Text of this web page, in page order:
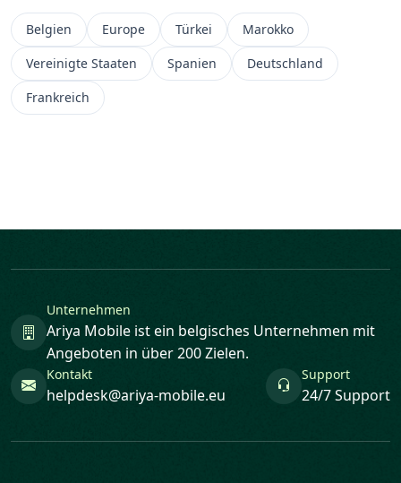
Belgien Europe Türkei
Marokko
Vereinigte Staaten
Spanien
Deutschland
Frankreich
Unternehmen
Ariya Mobile ist ein belgisches Unternehmen mit
Angeboten in über 200 Zielen.
Kontakt
helpdesk@ariya-mobile.eu
Support
24/7 Support